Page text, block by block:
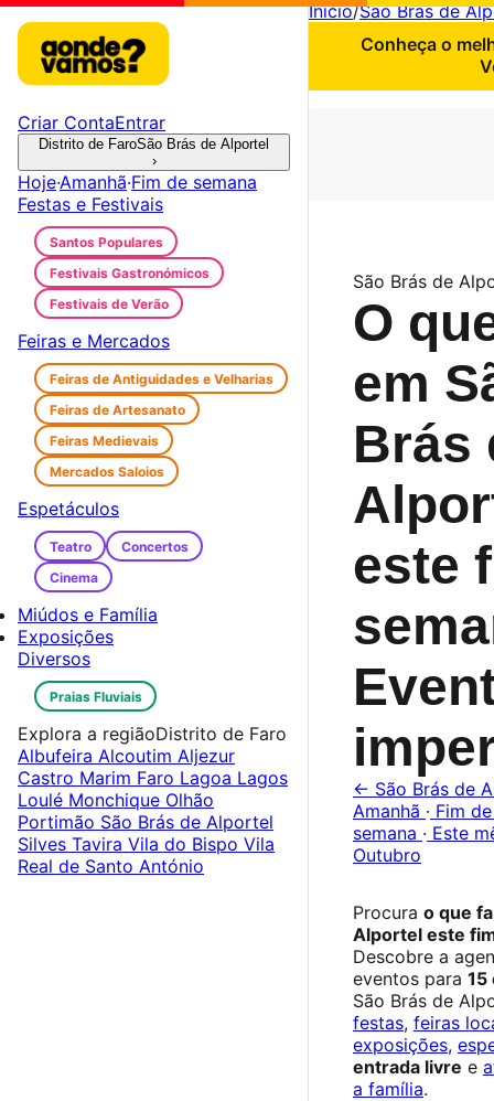
Início/São Brás de
Conheça o
São Brás de
O
em
Brás
este
← São Brás de
Amanhã · Fim
semana · Este
Outubro
Procura o que
Alportel este
Descobre a
eventos para 15
São Brás de
festas, feiras
exposições,
entrada livre e
a família.
Criar ContaEntrar
Distrito de FaroSão Brás de Alportel
›
Hoje·Amanhã·Fim de semana
Festas e Festivais
Santos Populares
Festivais Gastronómicos
Festivais de Verão
Feiras e Mercados
Feiras de Antiguidades e Velharias
Feiras de Artesanato
Feiras Medievais
Mercados Saloios
Espetáculos
Teatro
Concertos
Cinema
Miúdos e Família
Exposições
Diversos
Praias Fluviais
Explora a regiãoDistrito de Faro
Albufeira Alcoutim Aljezur
Castro Marim Faro Lagoa Lagos
Loulé Monchique Olhão
Portimão São Brás de Alportel
Silves Tavira Vila do Bispo Vila
Real de Santo António